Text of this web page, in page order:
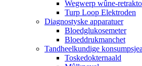
Wegwerp wûne-
Turp Loop Elektroden
Diagnostyske apparatuer
Bloedglukosemeter
Bloeddrukmanchet
Tandheelkundige
Toskedokternaald